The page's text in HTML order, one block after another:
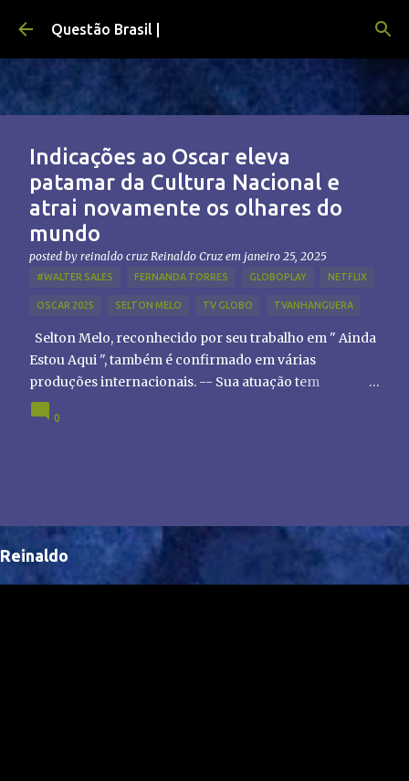
Pular para o conteúdo principal
Questão Brasil |
Indicações ao Oscar eleva
patamar da Cultura Nacional e
atrai novamente os olhares do
mundo
posted by reinaldo cruz Reinaldo Cruz em janeiro 25, 2025
#WALTER SALES FERNANDA TORRES GLOBOPLAY NETFLIX
OSCAR 2025 SELTON MELO TV GLOBO TVANHANGUERA
Selton Melo, reconhecido por seu trabalho em " Ainda
Estou Aqui ", também é confirmado em várias
produções internacionais. -- Sua atuação tem
chamado atenção de diretores e produtores fora do
Brasil, abrindo portas para novas oportunidades no
0
Reinaldo